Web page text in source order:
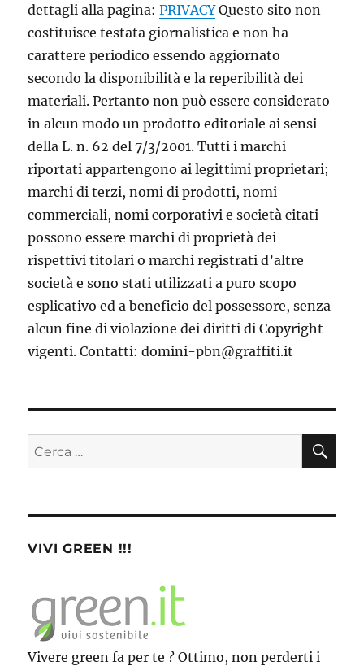
dettagli alla pagina:PRIVACYQuesto sito non
costituisce testata giornalistica e non ha
carattere periodico essendo aggiornato
secondo la disponibilità e la reperibilità dei
materiali. Pertanto non può essere considerato
in alcun modo un prodotto editoriale ai sensi
della L. n. 62 del 7/3/2001. Tutti i marchi
riportati appartengono ai legittimi proprietari;
marchi di terzi, nomi di prodotti, nomi
commerciali, nomi corporativi e società citati
possono essere marchi di proprietà dei
rispettivi titolari o marchi registrati d’altre
società e sono stati utilizzati a puro scopo
esplicativo ed a beneficio del possessore, senza
alcun fine di violazione dei diritti di Copyright
vigenti. Contatti: domini-pbn@graffiti.it
Cerca:
VIVI GREEN !!!
Vivere green fa per te ? Ottimo, non perderti i